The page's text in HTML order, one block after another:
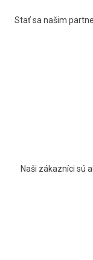
Stať sa našim
Naši zákazníci sú